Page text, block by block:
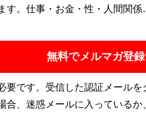
効率的な勉強法を編み出し、
系化した『
高める時間の使い方」を解説し
をかけない「省エネスタイル
す。仕事・お金・性・人間関
無料でメルマガ登
です。受信した認証メールを
、迷惑メールに入っている